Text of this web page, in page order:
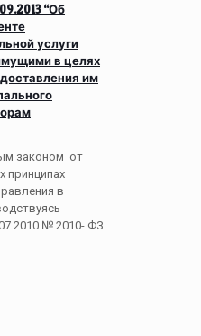
“Об
услуги
в целях
им
законом от
принципах
в
№ 2010- ФЗ